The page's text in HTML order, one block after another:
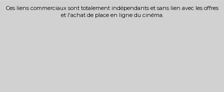
Ces liens commerciaux sont totalement indépendants et sans lien avec les offres
et l'achat de place en ligne du cinéma.